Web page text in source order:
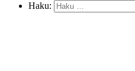
Haku: